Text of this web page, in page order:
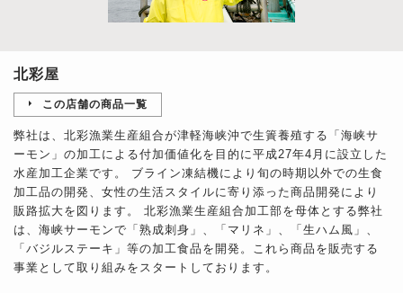
北彩屋
この店舗の商品一覧
弊社は、北彩漁業生産組合が津軽海峡沖で生簀養殖する「海峡サ
ーモン」の加工による付加価値化を目的に平成27年4月に設立した
水産加工企業です。 ブライン凍結機により旬の時期以外での生食
加工品の開発、女性の生活スタイルに寄り添った商品開発により
販路拡大を図ります。 北彩漁業生産組合加工部を母体とする弊社
は、海峡サーモンで「熟成刺身」、「マリネ」、「生ハム風」、
「バジルステーキ」等の加工食品を開発。これら商品を販売する
事業として取り組みをスタートしております。